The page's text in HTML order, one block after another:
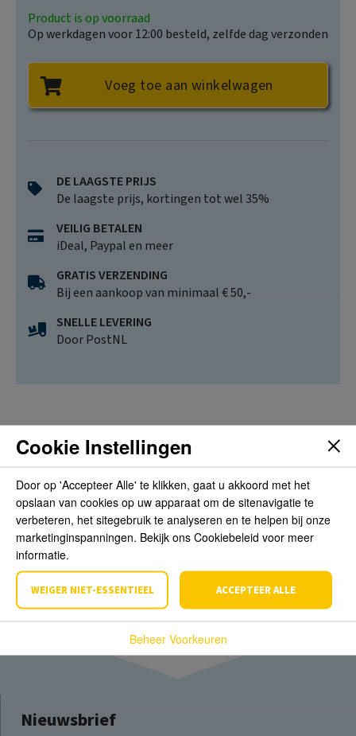
Product is op voorraad
Op werkdagen voor 12:00 besteld, zelfde dag verzonden
Voeg toe aan winkelwagen
DE LAAGSTE PRIJS
De laagste prijs, kortingen tot wel 35%
VEILIG BETALEN
iDeal, Paypal en meer
GRATIS VERZENDING
Bij een aankoop van minimaal € 50,-
SNELLE LEVERING
Door PostNL
Beoordelingen
Schrijf de eerste review over dit product
Schrijf een beoordeling
Nieuwsbrief
Cookie Instellingen
Door op 'Accepteer Alle' te klikken, gaat u akkoord met het
opslaan van cookies op uw apparaat om de sitenavigatie te
verbeteren, het sitegebruik te analyseren en te helpen bij onze
marketinginspanningen. Bekijk ons Cookiebeleid voor meer
informatie.
WEIGER NIET-ESSENTIEEL ACCEPTEER ALLE
Beheer Voorkeuren